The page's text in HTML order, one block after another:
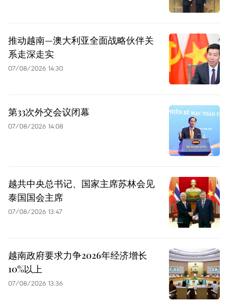
推动越南—澳大利亚全面战略伙伴关
系走深走实
07/08/2026 14:30
第33次外交会议闭幕
07/08/2026 14:08
越共中央总书记、国家主席苏林会见
泰国国会主席
07/08/2026 13:47
越南政府要求力争2026年经济增长
10%以上
07/08/2026 13:36